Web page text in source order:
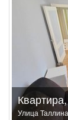
Улица